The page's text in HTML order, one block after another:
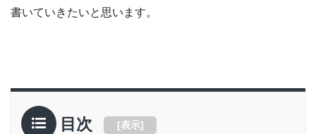
書いていきたいと思います。
目次 [表示]